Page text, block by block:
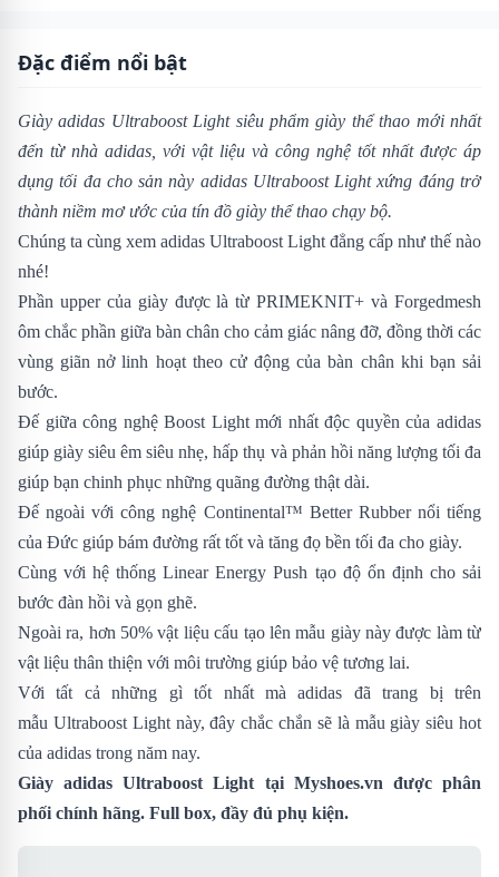
Đặc điểm nổi bật
Giày adidas Ultraboost Light siêu phẩm giày thể thao mới nhất
đến từ nhà adidas, với vật liệu và công nghệ tốt nhất được áp
dụng tối đa cho sản này adidas Ultraboost Lightxứng đáng trở
thành niềm mơ ước của tín đồ giày thể thao chạy bộ.
Chúng ta cùng xem adidas Ultraboost Light đẳng cấp như thế nào
nhé!
Phần upper của giày được là từ PRIMEKNIT+ và Forgedmesh
ôm chắc phần giữa bàn chân cho cảm giác nâng đỡ, đồng thời các
vùng giãn nở linh hoạt theo cử động của bàn chân khi bạn sải
bước.
Đế giữa công nghệ Boost Light mới nhất độc quyền của adidas
giúp giày siêu êm siêu nhẹ, hấp thụ và phản hồi năng lượng tối đa
giúp bạn chinh phục những quãng đường thật dài.
Đế ngoài với công nghệ Continental™ Better Rubber nổi tiếng
của Đức giúp bám đường rất tốt và tăng đọ bền tối đa cho giày.
Cùng với hệ thống Linear Energy Push tạo độ ổn định cho sải
bước đàn hồi và gọn ghẽ.
Ngoài ra, hơn 50% vật liệu cấu tạo lên mẫu giày này được làm từ
vật liệu thân thiện với môi trường giúp bảo vệ tương lai.
Với tất cả những gì tốt nhất mà adidas đã trang bị trên
mẫu Ultraboost Light này, đây chắc chắn sẽ là mẫu giày siêu hot
của adidas trong năm nay.
Giày adidas Ultraboost Light tại Myshoes.vn được phân
phối chính hãng. Full box, đầy đủ phụ kiện.